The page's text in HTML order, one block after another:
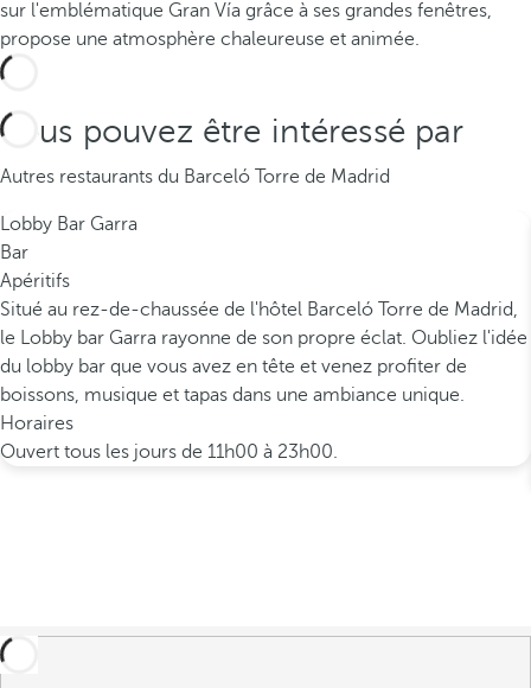
sur l'emblématique Gran Vía grâce à ses grandes fenêtres,
propose une atmosphère chaleureuse et animée.
Vous pouvez être intéressé par
Autres restaurants du Barceló Torre de Madrid
Lobby Bar Garra
Bar
Apéritifs
Situé au rez-de-chaussée de l'hôtel Barceló Torre de Madrid,
le Lobby bar Garra rayonne de son propre éclat. Oubliez l'idée
du lobby bar que vous avez en tête et venez profiter de
boissons, musique et tapas dans une ambiance unique.
Horaires
Ouvert tous les jours de 11h00 à 23h00.